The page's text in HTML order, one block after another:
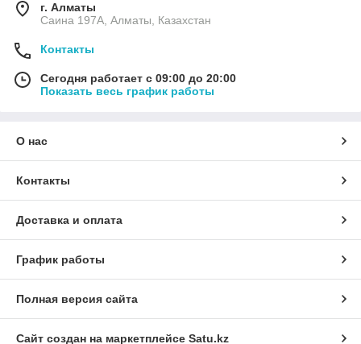
г. Алматы
Саина 197А, Алматы, Казахстан
Контакты
Сегодня работает с 09:00 до 20:00
Показать весь график работы
О нас
Контакты
Доставка и оплата
График работы
Полная версия сайта
Сайт создан на маркетплейсе Satu.kz